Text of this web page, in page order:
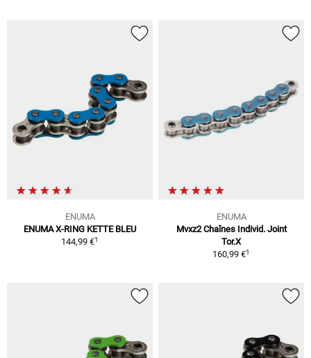
ENUMA
ENUMA X-RING KETTE BLEU
144,99 €1
ENUMA
Mvxz2 Chaînes Individ. Joint
Tor.X
160,99 €1